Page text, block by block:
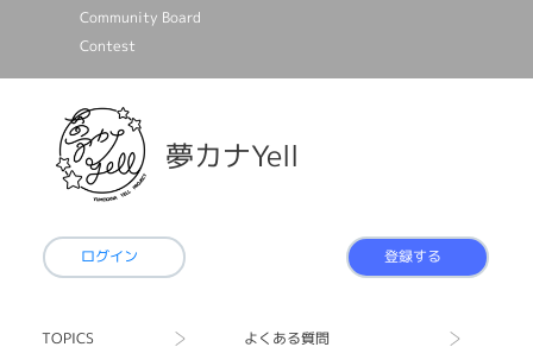
Community Board
Contest
夢カナYell
ログイン 登録する
TOPICS よくある質問